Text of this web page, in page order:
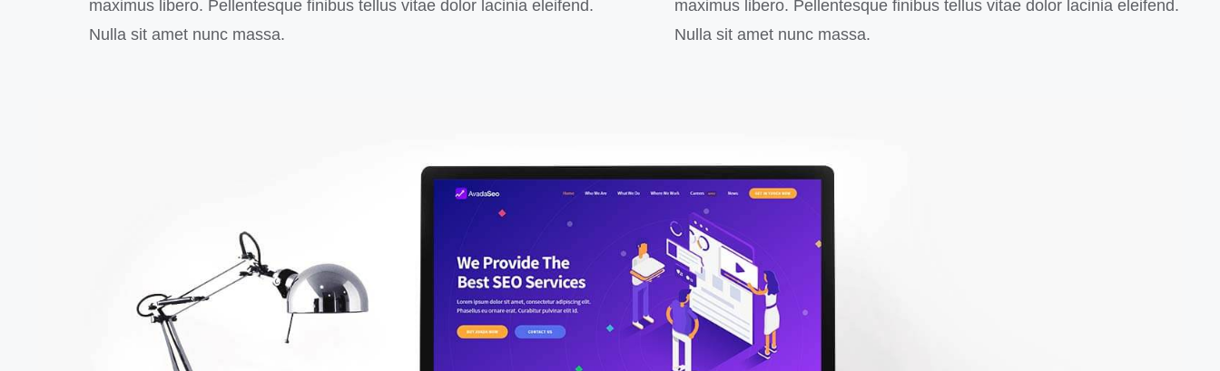
maximus libero. Pellentesque finibus tellus vitae dolor lacinia eleifend.
Nulla sit amet nunc massa.
maximus libero. Pellentesque finibus tellus vitae dolor lacinia eleifend.
Nulla sit amet nunc massa.